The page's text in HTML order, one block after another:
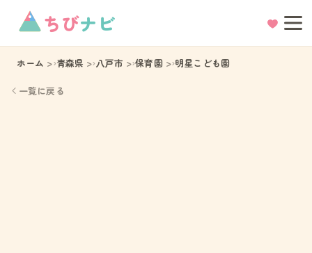
ちびナビ
ホーム 青森県 八戸市 保育園 明星こども園
一覧に戻る